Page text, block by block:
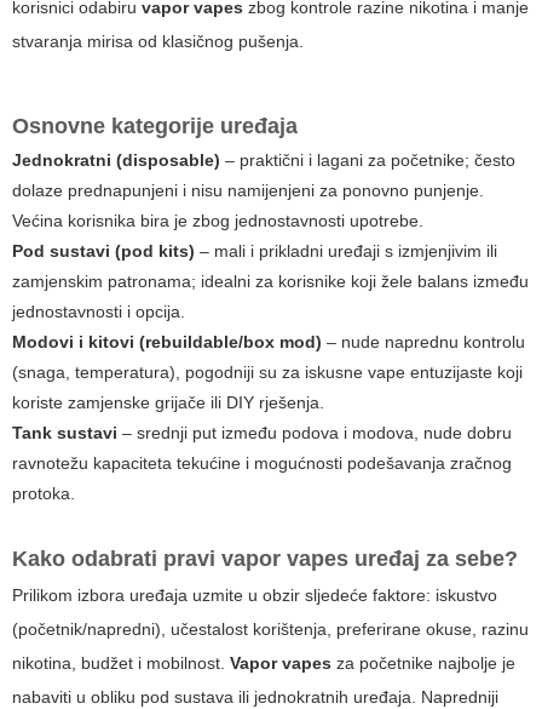
korisnici odabiru vapor vapes zbog kontrole razine nikotina i manje
stvaranja mirisa od klasičnog pušenja.
Osnovne kategorije uređaja
Jednokratni (disposable) – praktični i lagani za početnike; često
dolaze prednapunjeni i nisu namijenjeni za ponovno punjenje.
Većina korisnika bira je zbog jednostavnosti upotrebe.
Pod sustavi (pod kits) – mali i prikladni uređaji s izmjenjivim ili
zamjenskim patronama; idealni za korisnike koji žele balans između
jednostavnosti i opcija.
Modovi i kitovi (rebuildable/box mod) – nude naprednu kontrolu
(snaga, temperatura), pogodniji su za iskusne vape entuzijaste koji
koriste zamjenske grijače ili DIY rješenja.
Tank sustavi – srednji put između podova i modova, nude dobru
ravnotežu kapaciteta tekućine i mogućnosti podešavanja zračnog
protoka.
Kako odabrati pravi vapor vapes uređaj za sebe?
Prilikom izbora uređaja uzmite u obzir sljedeće faktore: iskustvo
(početnik/napredni), učestalost korištenja, preferirane okuse, razinu
nikotina, budžet i mobilnost. Vapor vapes za početnike najbolje je
nabaviti u obliku pod sustava ili jednokratnih uređaja. Napredniji